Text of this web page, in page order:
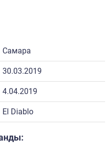
Самара
30.03.2019
4.04.2019
El Diablo